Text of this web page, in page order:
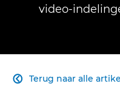
video-
Terug naar alle
